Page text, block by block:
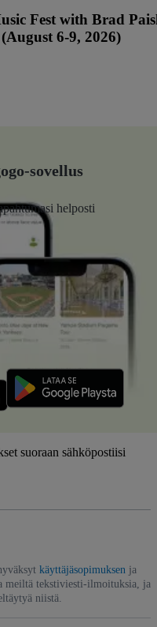
Fest with Brad
6-9, 2026)
sovellus
helposti
suoraan sähköpostiisi
käyttäjäsopimuksenja
meiltä tekstiviesti-ilmoituksia, ja
niistä.